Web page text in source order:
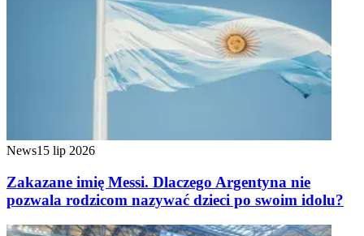
News15 lip 2026
Zakazane imię Messi. Dlaczego Argentyna nie
pozwala rodzicom nazywać dzieci po swoim idolu?